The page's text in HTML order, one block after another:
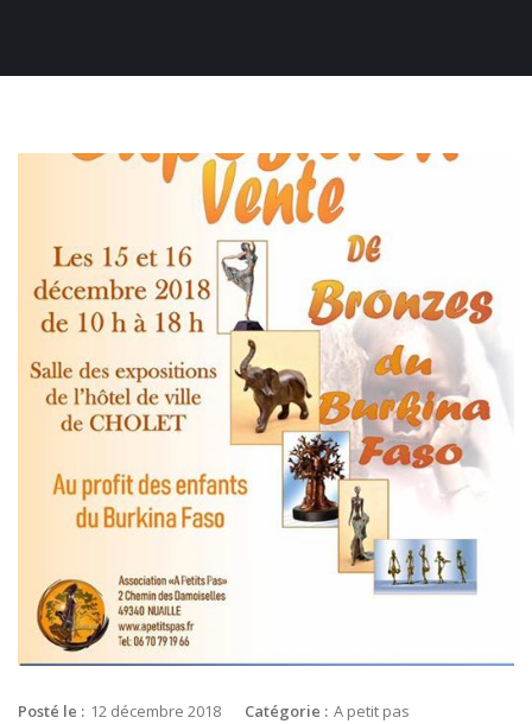
Posté le : 12 décembre 2018 Catégorie : A petit pas